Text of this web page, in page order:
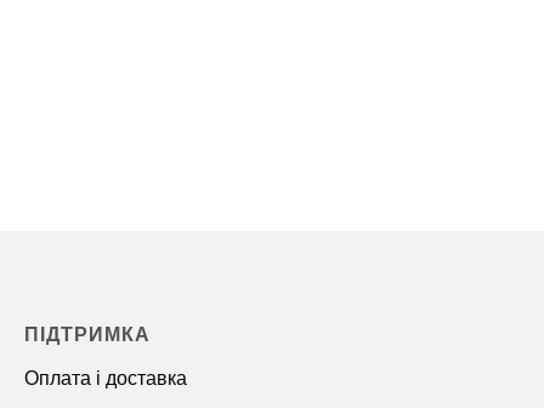
ПІДТРИМКА
Оплата і доставка